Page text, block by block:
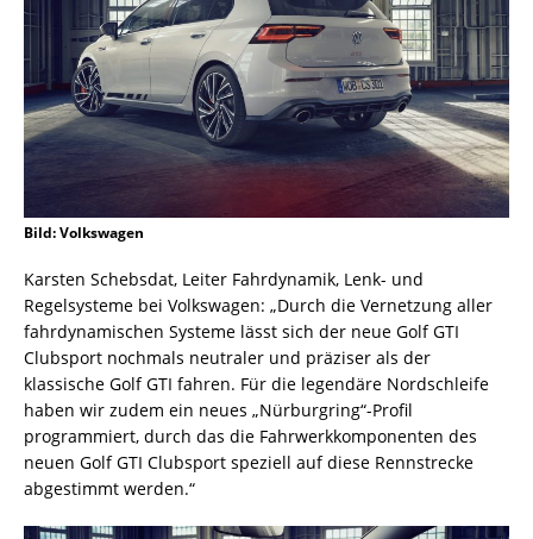
Bild: Volkswagen
Karsten Schebsdat, Leiter Fahrdynamik, Lenk- und
Regelsysteme bei Volkswagen: „Durch die Vernetzung aller
fahrdynamischen Systeme lässt sich der neue Golf GTI
Clubsport nochmals neutraler und präziser als der
klassische Golf GTI fahren. Für die legendäre Nordschleife
haben wir zudem ein neues „Nürburgring“-Profil
programmiert, durch das die Fahrwerkkomponenten des
neuen Golf GTI Clubsport speziell auf diese Rennstrecke
abgestimmt werden.“